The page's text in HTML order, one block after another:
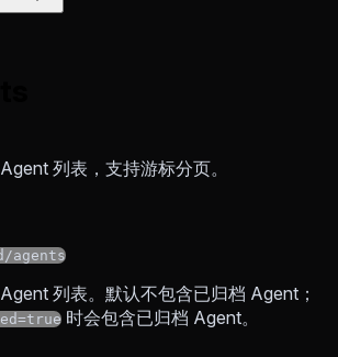
列表，支持游标分页。
agents
列表。默认不包含已归档 Agent；
时会包含已归档 Agent。